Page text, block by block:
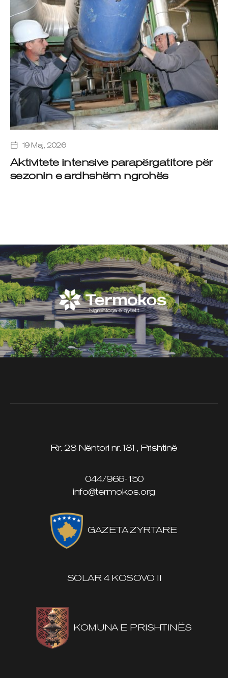
19 Maj, 2026
Aktivitete intensive parapërgatitore për
sezonin e ardhshëm ngrohës
Rr. 28 Nëntori nr.181, Prishtinë
044/966-150
info@termokos.org
GAZETA ZYRTARE
SOLAR 4 KOSOVO II
KOMUNA E PRISHTINËS